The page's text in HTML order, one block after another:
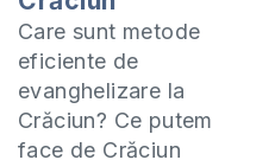
https://
Te invit să studiem
împreună cartea 2
Samuel și 1 Cronici.
Care sunt metode
eficiente de
evanghelizare la
Crăciun? Ce putem
face de Crăciun